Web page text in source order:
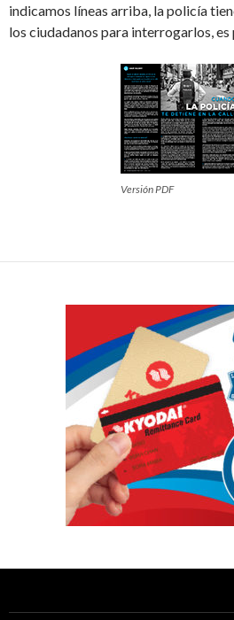
indicamos líneas arriba, la policía
los ciudadanos para interrogarlos, es
Versión PDF